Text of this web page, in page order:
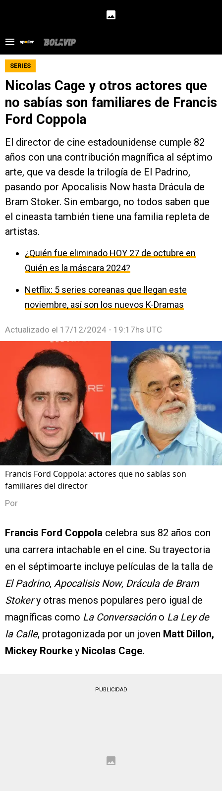
SERIES
Nicolas Cage y otros actores que
no sabías son familiares de Francis
Ford Coppola
El director de cine estadounidense cumple 82
años con una contribución magnífica al séptimo
arte, que va desde la trilogía de El Padrino,
pasando por Apocalisis Now hasta Drácula de
Bram Stoker. Sin embargo, no todos saben que
el cineasta también tiene una familia repleta de
artistas.
¿Quién fue eliminado HOY 27 de octubre en
Quién es la máscara 2024?
Netflix: 5 series coreanas que llegan este
noviembre, así son los nuevos K-Dramas
Actualizado el 17/12/2024 - 19:17hs UTC
Francis Ford Coppola: actores que no sabías son
familiares del director
Por
Francis Ford Coppola celebra sus 82 años con
una carrera intachable en el cine. Su trayectoria
en el séptimoarte incluye películas de la talla de
El Padrino, Apocalisis Now, Drácula de Bram
Stokery otras menos populares pero igual de
magníficas como La Conversacióno La Ley de
la Calle, protagonizada por un joven Matt Dillon,
Mickey Rourke y Nicolas Cage.
PUBLICIDAD